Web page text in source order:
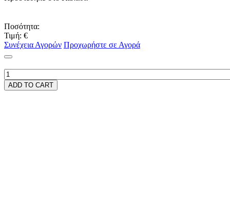
Ποσότητα:
Τιμή: €
Συνέχεια Αγορών Προχωρήστε σε Αγορά
ADD TO CART